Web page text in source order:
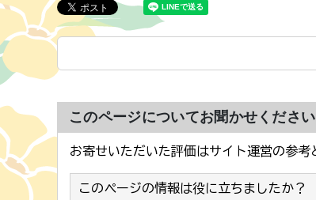
このページについてお聞かせください